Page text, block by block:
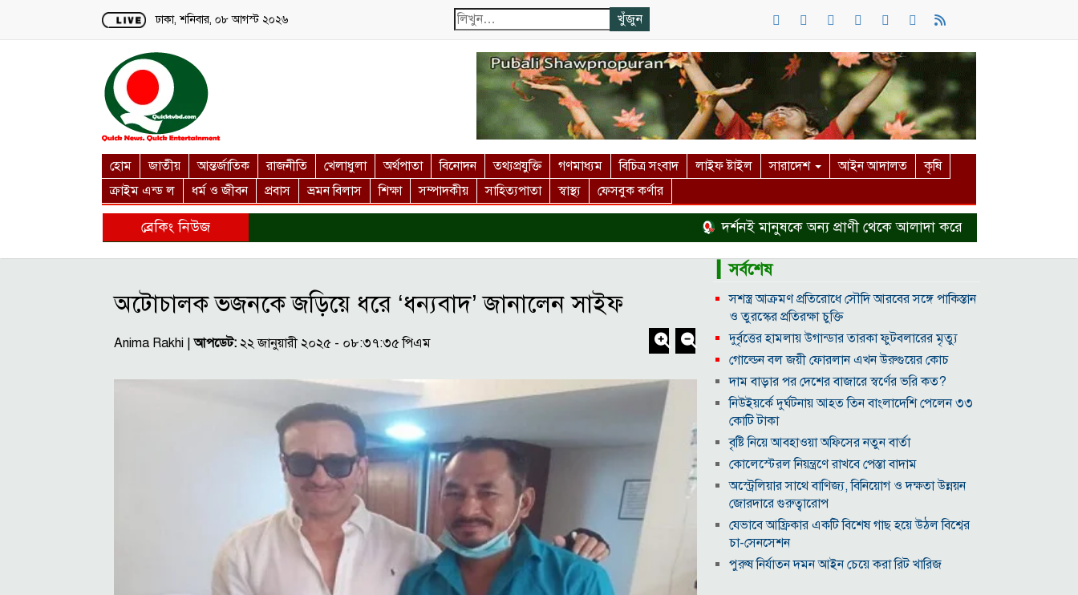
Loading...
ঢাকা, শনিবার, ০৮ আগস্ট ২০২৬
হোম জাতীয় আন্তর্জাতিক রাজনীতি খেলাধুলা অর্থপাতা বিনোদন তথ্যপ্রযুক্তি গণমাধ্যম বিচিত্র সংবাদ লাইফ ষ্টাইল সারাদেশ আইন আদালত
কৃষি
ক্রাইম এন্ড ল
ধর্ম ও জীবন প্রবাস ভ্রমন বিলাস শিক্ষা সম্পাদকীয় সাহিত্যপাতা স্বাস্থ্য ফেসবুক কর্ণার
ব্রেকিং নিউজ দর্শনই মানুষকে অন্য প্রাণী থেকে আলাদা করে হত্যা মামলা থেকে
অটোচালক ভজনকে জড়িয়ে ধরে ‘ধন্যবাদ’ জানালেন সাইফ
Anima Rakhi |আপডেট: ২২ জানুয়ারী ২০২৫ - ০৮:৩৭:৩৫ পিএম
▎সর্বশেষ
সশস্ত্র আক্রমণ প্রতিরোধে সৌদি আরবের সঙ্গে পাকিস্তান
ও তুরস্কের প্রতিরক্ষা চুক্তি
দুর্বৃত্তের হামলায় উগান্ডার তারকা ফুটবলারের মৃত্যু
গোল্ডেন বল জয়ী ফোরলান এখন উরুগুয়ের কোচ
দাম বাড়ার পর দেশের বাজারে স্বর্ণের ভরি কত?
নিউইয়র্কে দুর্ঘটনায় আহত তিন বাংলাদেশি পেলেন ৩৩
কোটি টাকা
বৃষ্টি নিয়ে আবহাওয়া অফিসের নতুন বার্তা
কোলেস্টেরল নিয়ন্ত্রণে রাখবে পেস্তা বাদাম
অস্ট্রেলিয়ার সাথে বাণিজ্য, বিনিয়োগ ও দক্ষতা উন্নয়ন
জোরদারে গুরুত্বারোপ
যেভাবে আফ্রিকার একটি বিশেষ গাছ হয়ে উঠল বিশ্বের
চা-সেনসেশন
পুরুষ নির্যাতন দমন আইন চেয়ে করা রিট খারিজ